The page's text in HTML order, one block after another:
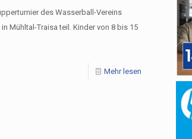
des Wasserball-Vereins
Mühltal-Traisa teil. Kinder von 8 bis 15
Mehr lesen